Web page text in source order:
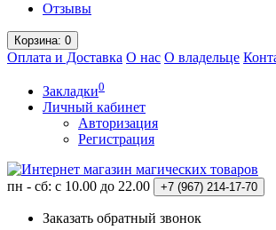
Отзывы
Корзина: 0
Оплата и Доставка О нас О владельце
Закладки0
Личный кабинет
Авторизация
Регистрация
пн - сб: с 10.00 до 22.00 +7 (967) 214-17-70
Заказать обратный звонок